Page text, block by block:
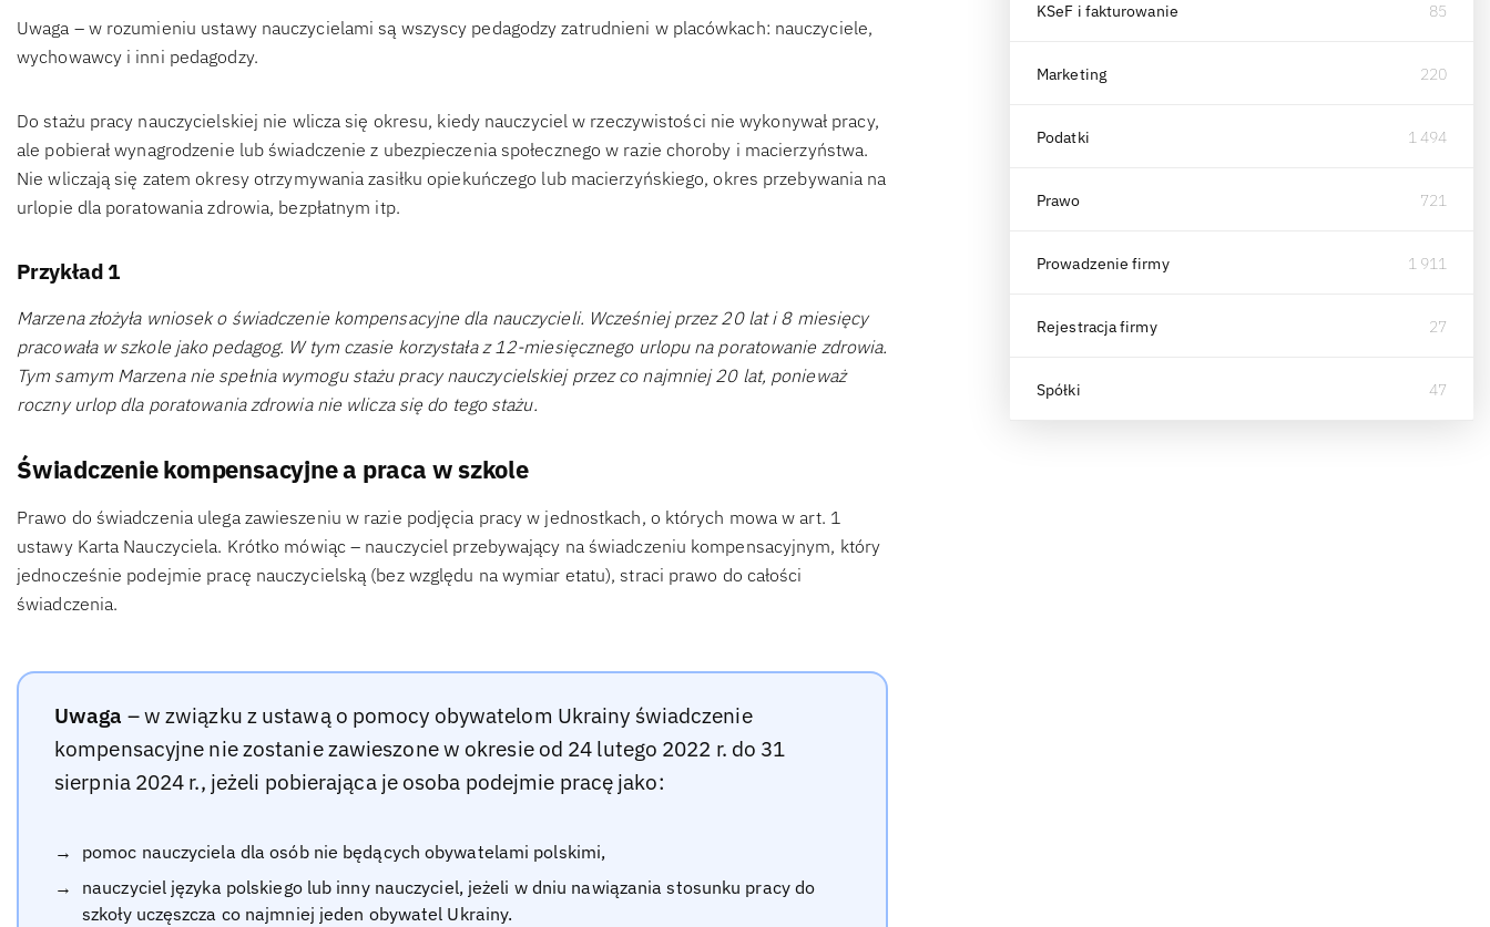
Uwaga – w rozumieniu ustawy nauczycielami są wszyscy pedagodzy zatrudnieni w placówkach: nauczyciele,
wychowawcy i inni pedagodzy.
Do stażu pracy nauczycielskiej nie wlicza się okresu, kiedy nauczyciel w rzeczywistości nie wykonywał pracy,
ale pobierał wynagrodzenie lub świadczenie z ubezpieczenia społecznego w razie choroby i macierzyństwa.
Nie wliczają się zatem okresy otrzymywania zasiłku opiekuńczego lub macierzyńskiego, okres przebywania na
urlopie dla poratowania zdrowia, bezpłatnym itp.
Przykład 1
Marzena złożyła wniosek o świadczenie kompensacyjne dla nauczycieli. Wcześniej przez 20 lat i 8 miesięcy
pracowała w szkole jako pedagog. W tym czasie korzystała z 12-miesięcznego urlopu na poratowanie zdrowia.
Tym samym Marzena nie spełnia wymogu stażu pracy nauczycielskiej przez co najmniej 20 lat, ponieważ
roczny urlop dla poratowania zdrowia nie wlicza się do tego stażu.
Świadczenie kompensacyjne a praca w szkole
Prawo do świadczenia ulega zawieszeniu w razie podjęcia pracy w jednostkach, o których mowa w art. 1
ustawy Karta Nauczyciela. Krótko mówiąc – nauczyciel przebywający na świadczeniu kompensacyjnym, który
jednocześnie podejmie pracę nauczycielską (bez względu na wymiar etatu), straci prawo do całości
świadczenia.
Uwaga – w związku z ustawą o pomocy obywatelom Ukrainy świadczenie
kompensacyjne nie zostanie zawieszone w okresie od 24 lutego 2022 r. do 31
sierpnia 2024 r., jeżeli pobierająca je osoba podejmie pracę jako:
pomoc nauczyciela dla osób nie będących obywatelami polskimi,
nauczyciel języka polskiego lub inny nauczyciel, jeżeli w dniu nawiązania stosunku pracy do
szkoły uczęszcza co najmniej jeden obywatel Ukrainy.
KSeF i fakturowanie 85
Marketing 220
Podatki 1 494
Prawo 721
Prowadzenie firmy 1 911
Rejestracja firmy 27
Spółki 47